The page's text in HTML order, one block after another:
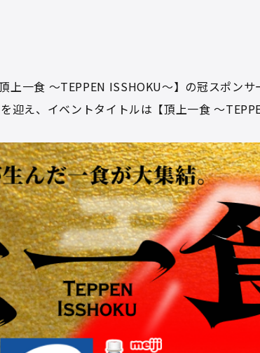
一食 ～TEPPEN ISSHOKU～】の冠スポン
迎え、イベントタイトルは【頂上一食 ～